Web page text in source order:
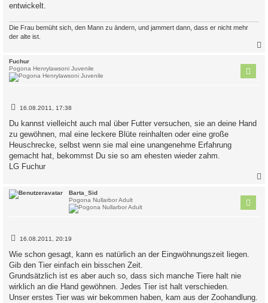
entwickelt.
Die Frau bemüht sich, den Mann zu ändern, und jammert dann, dass er nicht mehr
der alte ist.
Fuchur
Pogona Henrylawsoni Juvenile
B
t
g
16.08.2011, 17:38
Du kannst vielleicht auch mal über Futter versuchen, sie an deine Hand
zu gewöhnen, mal eine leckere Blüte reinhalten oder eine große
Heuschrecke, selbst wenn sie mal eine unangenehme Erfahrung
gemacht hat, bekommst Du sie so am ehesten wieder zahm.
LG Fuchur
Barta_Sid
Pogona Nullarbor Adult
B
i
t
r
a
g
16.08.2011, 20:19
Wie schon gesagt, kann es natürlich an der Eingwöhnungszeit liegen.
Gib den Tier einfach ein bisschen Zeit.
Grundsätzlich ist es aber auch so, dass sich manche Tiere halt nie
wirklich an die Hand gewöhnen. Jedes Tier ist halt verschieden.
Unser erstes Tier was wir bekommen haben, kam aus der Zoohandlung.